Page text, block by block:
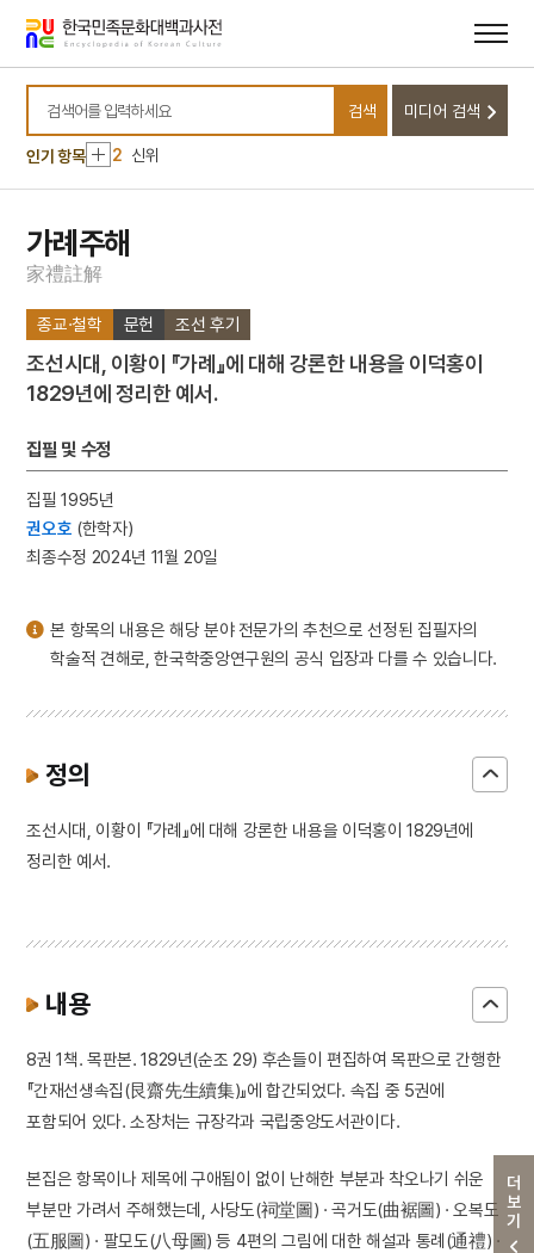
바로가기
바로가기
검색어를 입력하세요
검색 미디어 검색
인기 항목
10 달서구
1 금성대군
2 신위
3 낙화유수
4
5
개성 경천사지 십층석탑
8 경북대학교 상주캠퍼스
9 국방비
1 금성대군
2
3
낙화유수
5 반야심경
6 뱀
더보기
가례주해
家禮註解
종교·철학 문헌 조선 후기
조선시대, 이황이 『가례』에 대해 강론한 내용을 이덕홍이
1829년에 정리한 예서.
집필 및 수정
집필 1995년
권오호 (한학자)
최종수정 2024년 11월 20일
본 항목의 내용은 해당 분야 전문가의 추천으로 선정된 집필자의
학술적 견해로, 한국학중앙연구원의 공식 입장과 다를 수 있습니다.
정의
조선시대, 이황이 『가례』에 대해 강론한 내용을 이덕홍이 1829년에
정리한 예서.
내용
8권 1책. 목판본. 1829년(순조 29) 후손들이 편집하여 목판으로 간행한
『간재선생속집(艮齋先生續集)』에 합간되었다. 속집 중 5권에
포함되어 있다. 소장처는 규장각과 국립중앙도서관이다.
본집은 항목이나 제목에 구애됨이 없이 난해한 부분과 착오나기 쉬운
부분만 가려서 주해했는데, 사당도(祠堂圖) · 곡거도(曲裾圖) · 오복도
(五服圖) · 팔모도(八母圖) 등 4편의 그림에 대한 해설과 통례(通禮) ·